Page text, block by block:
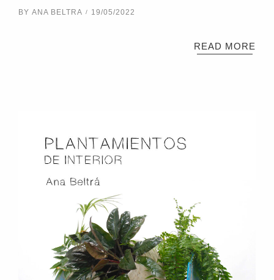
BY ANA BELTRA 19/05/2022
READ MORE